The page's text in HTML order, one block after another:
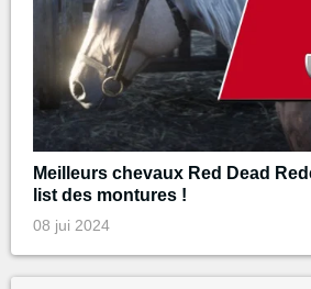
Meilleurs chevaux Red Dead
list des montures !
08 jui 2024